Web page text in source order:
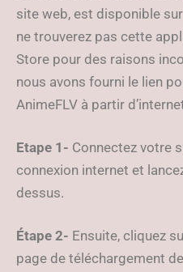
site web, est disponible
ne trouverez pas cette
Store pour des raisons
nous avons fourni le lien
AnimeFLV à partir
Etape 1- Connectez votre
connexion internet et
dessus.
Étape 2- Ensuite, cliquez
page de téléchargement